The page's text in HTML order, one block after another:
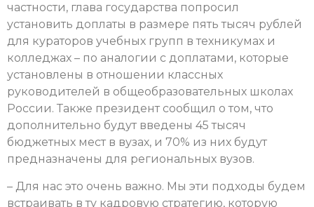
частности, глава государства попросил
установить доплаты в размере пять тысяч рублей
для кураторов учебных групп в техникумах и
колледжах – по аналогии с доплатами, которые
установлены в отношении классных
руководителей в общеобразовательных школах
России. Также президент сообщил о том, что
дополнительно будут введены 45 тысяч
бюджетных мест в вузах, и 70% из них будут
предназначены для региональных вузов.
– Для нас это очень важно. Мы эти подходы будем
встраивать в ту кадровую стратегию, которую